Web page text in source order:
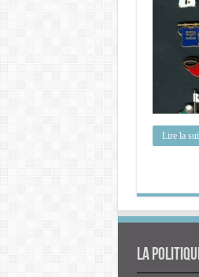
Lire la
La